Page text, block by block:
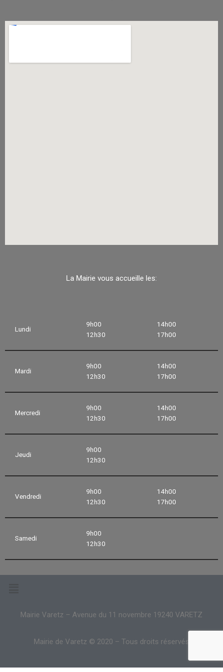
La Mairie vous accueille les:
Lundi
9h00
12h30
14h00
17h00
Mardi
9h00
12h30
14h00
17h00
Mercredi
9h00
12h30
14h00
17h00
Jeudi
9h00
12h30
Vendredi
9h00
12h30
14h00
17h00
Samedi
9h00
12h30
Mairie Varetz – Avenue du 11 novembre 19240 VARETZ
Mairie de Varetz © 2020 – Tous droits réservés